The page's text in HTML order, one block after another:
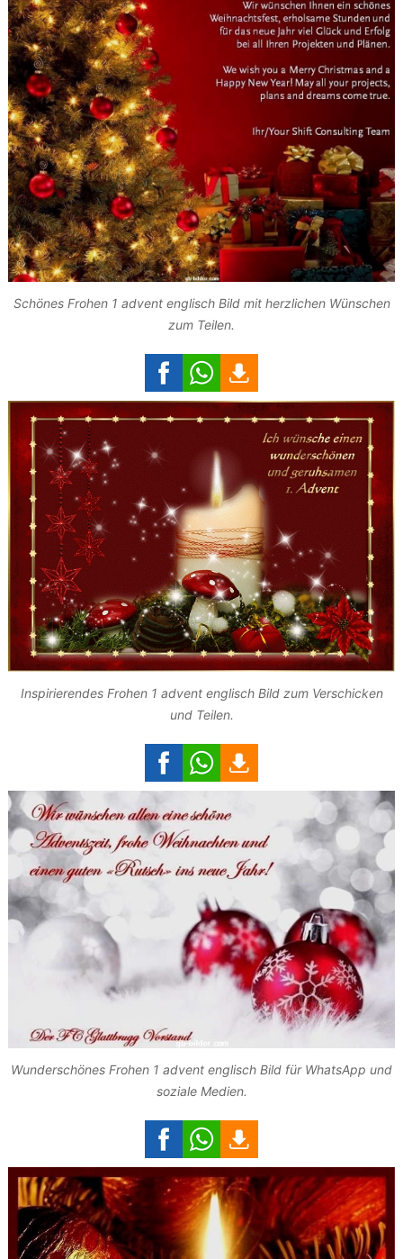
Schönes Frohen 1 advent englisch Bild mit herzlichen Wünschen
zum Teilen.
Inspirierendes Frohen 1 advent englisch Bild zum Verschicken
und Teilen.
Wunderschönes Frohen 1 advent englisch Bild für WhatsApp und
soziale Medien.